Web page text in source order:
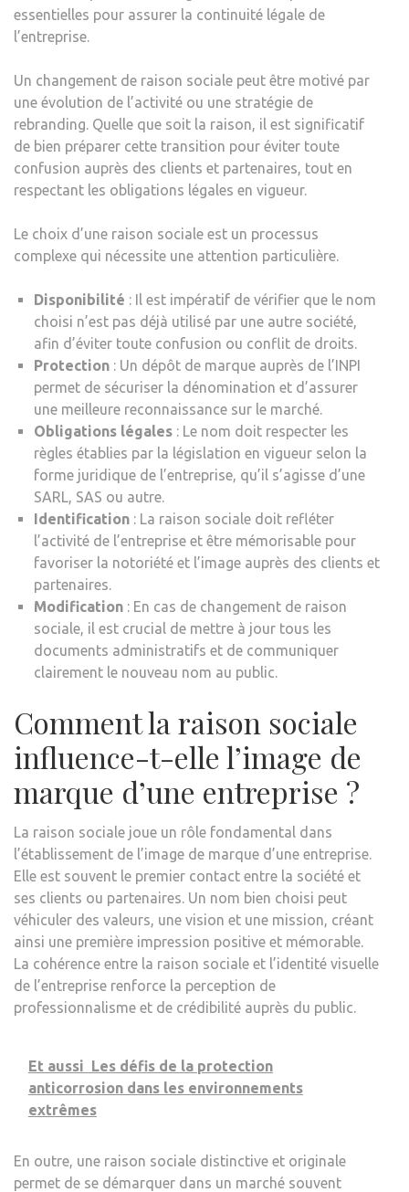
essentielles pour assurer la continuité légale de
l’entreprise.
Un changement de raison sociale peut être motivé par
une évolution de l’activité ou une stratégie de
rebranding. Quelle que soit la raison, il est significatif
de bien préparer cette transition pour éviter toute
confusion auprès des clients et partenaires, tout en
respectant les obligations légales en vigueur.
Le choix d’une raison sociale est un processus
complexe qui nécessite une attention particulière.
Disponibilité : Il est impératif de vérifier que le nom
choisi n’est pas déjà utilisé par une autre société,
afin d’éviter toute confusion ou conflit de droits.
Protection : Un dépôt de marque auprès de l’INPI
permet de sécuriser la dénomination et d’assurer
une meilleure reconnaissance sur le marché.
Obligations légales : Le nom doit respecter les
règles établies par la législation en vigueur selon la
forme juridique de l’entreprise, qu’il s’agisse d’une
SARL, SAS ou autre.
Identification : La raison sociale doit refléter
l’activité de l’entreprise et être mémorisable pour
favoriser la notoriété et l’image auprès des clients et
partenaires.
Modification : En cas de changement de raison
sociale, il est crucial de mettre à jour tous les
documents administratifs et de communiquer
clairement le nouveau nom au public.
Comment la raison sociale
influence-t-elle l’image de
marque d’une entreprise ?
La raison sociale joue un rôle fondamental dans
l’établissement de l’image de marque d’une entreprise.
Elle est souvent le premier contact entre la société et
ses clients ou partenaires. Un nom bien choisi peut
véhiculer des valeurs, une vision et une mission, créant
ainsi une première impression positive et mémorable.
La cohérence entre la raison sociale et l’identité visuelle
de l’entreprise renforce la perception de
professionnalisme et de crédibilité auprès du public.
Et aussi Les défis de la protection
anticorrosion dans les environnements
extrêmes
En outre, une raison sociale distinctive et originale
permet de se démarquer dans un marché souvent